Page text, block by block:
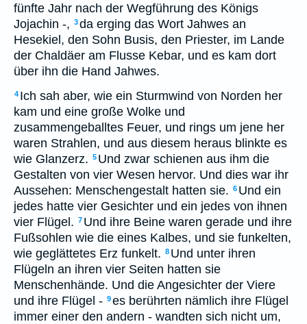
fünfte Jahr nach der Wegführung des Königs
Jojachin -, 3da erging das Wort Jahwes an
Hesekiel, den Sohn Busis, den Priester, im Lande
der Chaldäer am Flusse Kebar, und es kam dort
über ihn die Hand Jahwes.
4 Ich sah aber, wie ein Sturmwind von Norden her
kam und eine große Wolke und
zusammengeballtes Feuer, und rings um jene her
waren Strahlen, und aus diesem heraus blinkte es
wie Glanzerz. 5 Und zwar schienen aus ihm die
Gestalten von vier Wesen hervor. Und dies war ihr
Aussehen: Menschengestalt hatten sie. 6 Und ein
jedes hatte vier Gesichter und ein jedes von ihnen
vier Flügel. 7 Und ihre Beine waren gerade und ihre
Fußsohlen wie die eines Kalbes, und sie funkelten,
wie geglättetes Erz funkelt. 8 Und unter ihren
Flügeln an ihren vier Seiten hatten sie
Menschenhände. Und die Angesichter der Viere
und ihre Flügel - 9es berührten nämlich ihre Flügel
immer einer den andern - wandten sich nicht um,